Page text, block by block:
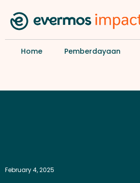
Home Pemberdayaan
February 4, 2025